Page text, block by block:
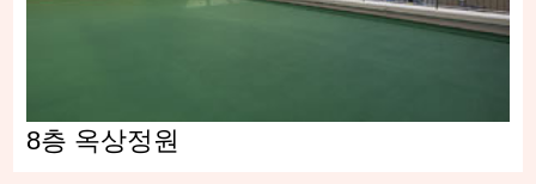
8층 옥상정원